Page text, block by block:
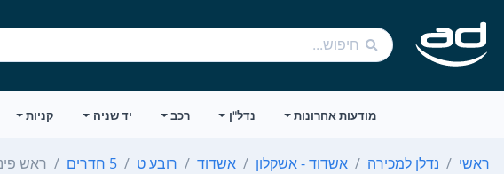
מודעות אחרונות נדל"ן רכב יד שניה קניות
ראשי נדלן למכירה אשדוד - אשקלון אשדוד רובע ט 5 חדרים ראש